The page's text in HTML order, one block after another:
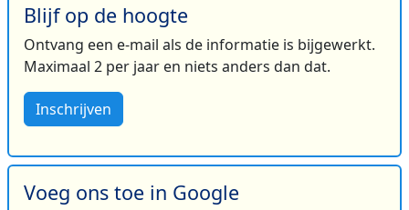
Blijf op de hoogte
Ontvang een e-mail als de informatie is bijgewerkt.
Maximaal 2 per jaar en niets anders dan dat.
Inschrijven
Voeg ons toe in Google